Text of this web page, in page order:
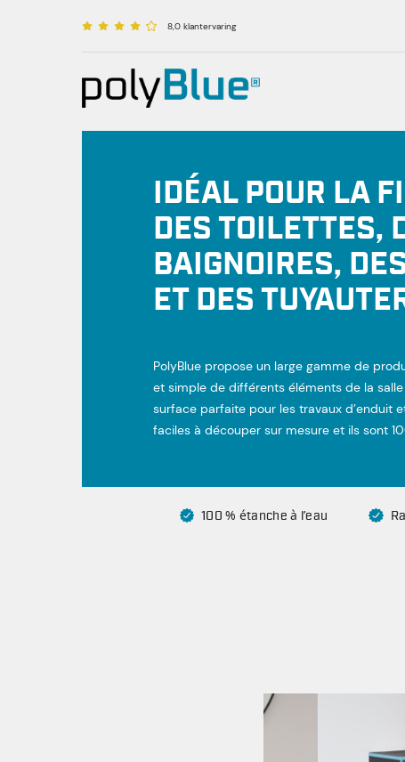
8,0 klantervaring
info@polyblue.com
IDÉAL POUR LA
DES TOILETTES,
BAIGNOIRES,
ET DES
PolyBlue propose un large gamme de
et simple de différents éléments de la
surface parfaite pour les travaux d’enduit
faciles à découper sur mesure et ils sont
100 % étanche à l’eau